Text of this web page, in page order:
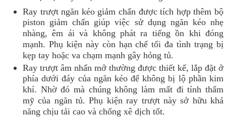
Ray trượt ngăn kéo giảm chấn được tích hợp thêm bộ
piston giảm chấn giúp việc sử dụng ngăn kéo nhẹ
nhàng, êm ái và không phát ra tiếng ồn khi đóng
mạnh. Phụ kiện này còn hạn chế tối đa tình trạng bị
kẹp tay hoặc va chạm mạnh gây hỏng tủ.
Ray trượt âm nhấn mở thường được thiết kế, lắp đặt ở
phía dưới đáy của ngăn kéo để không bị lộ phần kim
khí. Nhờ đó mà chúng không làm mất đi tính thẩm
mỹ của ngăn tủ. Phụ kiện ray trượt này sở hữu khả
năng chịu tải cao và chống xê dịch tốt.